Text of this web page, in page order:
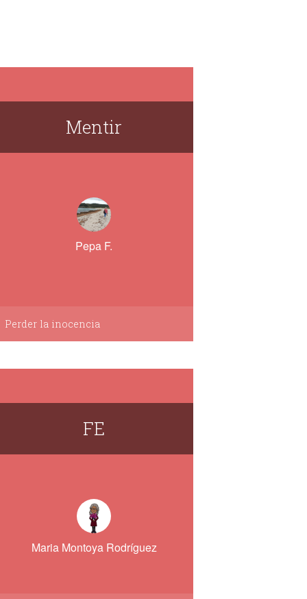
Mentir
Pepa F.
Perder la inocencia
FE
Maria Montoya Rodríguez